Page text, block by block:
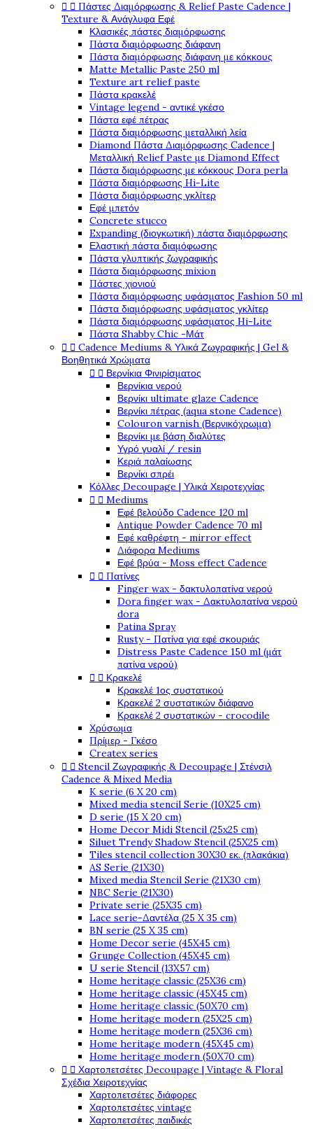
  Πάστες Διαμόρφωσης & Relief Paste Cadence |
Texture & Ανάγλυφα Εφέ
Κλασικές πάστες διαμόρφωσης
Πάστα διαμόρφωσης διάφανη
Πάστα διαμόρφωσης διάφανη με κόκκους
Matte Metallic Paste 250 ml
Texture art relief paste
Πάστα κρακελέ
Vintage legend - αντικέ γκέσο
Πάστα εφέ πέτρας
Πάστα διαμόρφωσης μεταλλική λεία
Diamond Πάστα Διαμόρφωσης Cadence |
Μεταλλική Relief Paste με Diamond Effect
Πάστα διαμόρφωσης με κόκκους Dora perla
Πάστα διαμόρφωσης Hi-Lite
Πάστα διαμόρφωσης γκλίτερ
Εφέ μπετόν
Concrete stucco
Expanding (διογκωτική) πάστα διαμόρφωσης
Ελαστική πάστα διαμόφωσης
Πάστα γλυπτικής ζωγραφικής
Πάστα διαμόρφωσης mixion
Πάστες χιονιού
Πάστα διαμόρφωσης υφάσματος Fashion 50 ml
Πάστα διαμόρφωσης υφάσματος γκλίτερ
Πάστα διαμόρφωσης υφάσματος Hi-Lite
Πάστα Shabby Chic -Μάτ
  Cadence Mediums & Υλικά Ζωγραφικής | Gel &
Βοηθητικά Χρώματα
  Βερνίκια Φινιρίσματος
Βερνίκια νερού
Βερνίκι ultimate glaze Cadence
Βερνίκι πέτρας (aqua stone Cadence)
Colouron varnish (Βερνικόχρωμα)
Βερνίκι με βάση διαλύτες
Υγρό γυαλί / resin
Κεριά παλαίωσης
Βερνίκι σπρέι
Κόλλες Decoupage | Υλικά Χειροτεχνίας
  Mediums
Εφέ βελούδο Cadence 120 ml
Antique Powder Cadence 70 ml
Εφέ καθρέφτη - mirror effect
Διάφορα Mediums
Εφέ βρύα - Moss effect Cadence
  Πατίνες
Finger wax - δακτυλοπατίνα νερού
Dora finger wax - Δακτυλοπατίνα νερού
dora
Patina Spray
Rusty - Πατίνα για εφέ σκουριάς
Distress Paste Cadence 150 ml (μάτ
πατίνα νερού)
  Κρακελέ
Κρακελέ 1ος συστατικού
Κρακελέ 2 συστατικών διάφανο
Κρακελέ 2 συστατικών - crocodile
Χρύσωμα
Πρίμερ - Γκέσο
Createx series
  Stencil Ζωγραφικής & Decoupage | Στένσιλ
Cadence & Mixed Media
K serie (6 X 20 cm)
Mixed media stencil Serie (10X25 cm)
D serie (15 X 20 cm)
Home Decor Midi Stencil (25x25 cm)
Siluet Trendy Shadow Stencil (25X25 cm)
Tiles stencil collection 30X30 εκ. (πλακάκια)
AS Serie (21X30)
Mixed media Stencil Serie (21X30 cm)
NBC Serie (21X30)
Private serie (25X35 cm)
Lace serie-Δαντέλα (25 X 35 cm)
BN serie (25 X 35 cm)
Home Decor serie (45X45 cm)
Grunge Collection (45X45 cm)
U serie Stencil (13X57 cm)
Home heritage classic (25X36 cm)
Home heritage classic (45X45 cm)
Home heritage classic (50X70 cm)
Home heritage modern (25X25 cm)
Home heritage modern (25X36 cm)
Home heritage modern (45X45 cm)
Home heritage modern (50X70 cm)
  Χαρτοπετσέτες Decoupage | Vintage & Floral
Σχέδια Χειροτεχνίας
Χαρτοπετσέτες διάφορες
Χαρτοπετσέτες vintage
Χαρτοπετσέτες παιδικές